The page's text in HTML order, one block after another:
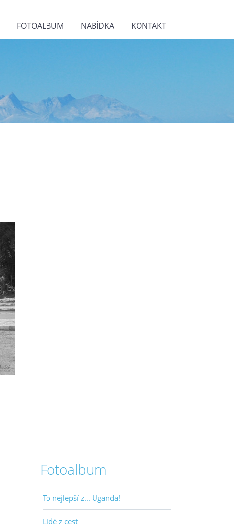
FOTOALBUM NABÍDKA KONTAKT
Fotoalbum
To nejlepší z... Uganda!
Lidé z cest